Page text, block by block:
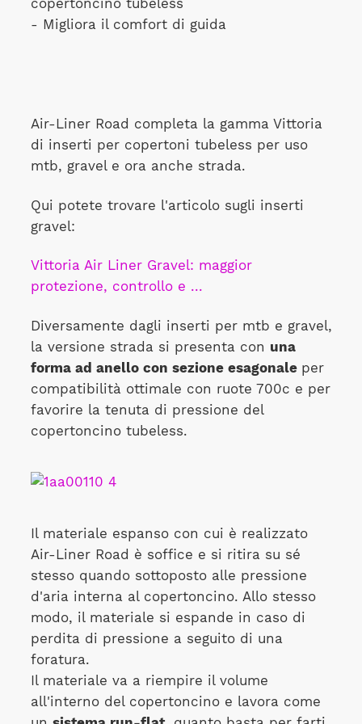
copertoncino tubeless
- Migliora il comfort di guida
Air-Liner Road completa la gamma Vittoria
di inserti per copertoni tubeless per uso
mtb, gravel e ora anche strada.
Qui potete trovare l'articolo sugli inserti
gravel:
Vittoria Air Liner Gravel: maggior
protezione, controllo e ...
Diversamente dagli inserti per mtb e gravel,
la versione strada si presenta con una
forma ad anello con sezione esagonale per
compatibilità ottimale con ruote 700c e per
favorire la tenuta di pressione del
copertoncino tubeless.
Il materiale espanso con cui è realizzato
Air-Liner Road è soffice e si ritira su sé
stesso quando sottoposto alle pressione
d'aria interna al copertoncino. Allo stesso
modo, il materiale si espande in caso di
perdita di pressione a seguito di una
foratura.
Il materiale va a riempire il volume
all'interno del copertoncino e lavora come